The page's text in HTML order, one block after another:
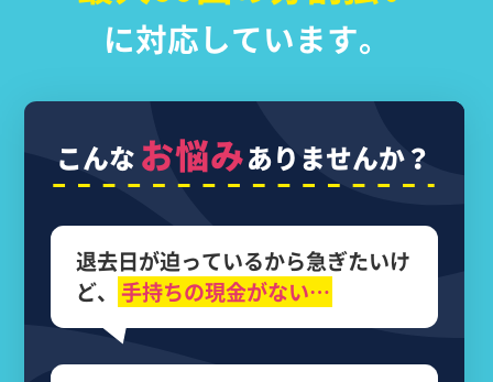
に対応しています。
こんなお悩みありませんか？
退去日が迫っているから急ぎたいけ
ど、 手持ちの現金がない…